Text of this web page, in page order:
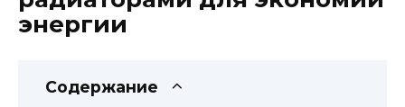
энергии
Содержание